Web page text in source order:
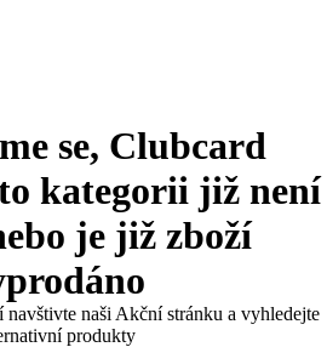
se, Clubcard
kategorii již není
je již zboží
navštivte naši Akční stránku a vyhledejte
produkty